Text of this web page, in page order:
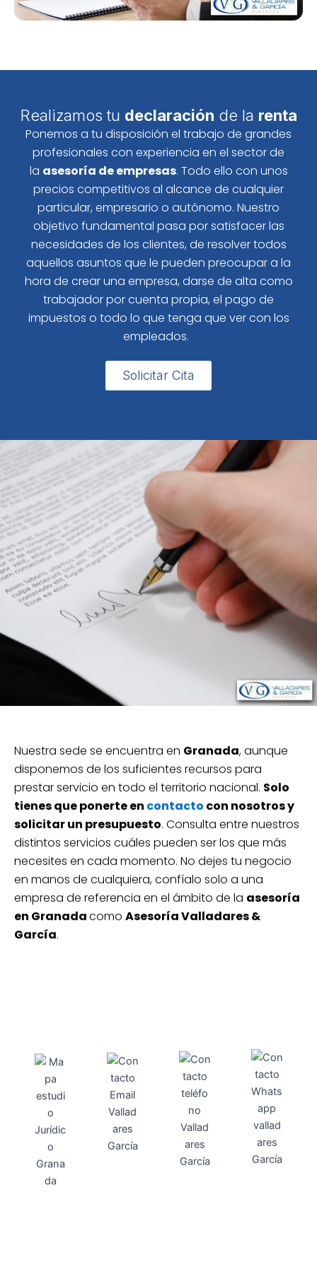
Realizamos tu declaración de la renta
Ponemos a tu disposición el trabajo de grandes
profesionales con experiencia en el sector de
la asesoría de empresas. Todo ello con unos
precios competitivos al alcance de cualquier
particular, empresario o autónomo. Nuestro
objetivo fundamental pasa por satisfacer las
necesidades de los clientes, de resolver todos
aquellos asuntos que le pueden preocupar a la
hora de crear una empresa, darse de alta como
trabajador por cuenta propia, el pago de
impuestos o todo lo que tenga que ver con los
empleados.
Solicitar Cita
Nuestra sede se encuentra en Granada, aunque
disponemos de los suficientes recursos para
prestar servicio en todo el territorio nacional. Solo
tienes que ponerte en contacto con nosotros y
solicitar un presupuesto. Consulta entre nuestros
distintos servicios cuáles pueden ser los que más
necesites en cada momento. No dejes tu negocio
en manos de cualquiera, confíalo solo a una
empresa de referencia en el ámbito de la asesoría
en Granadacomo Asesoría Valladares &
García.